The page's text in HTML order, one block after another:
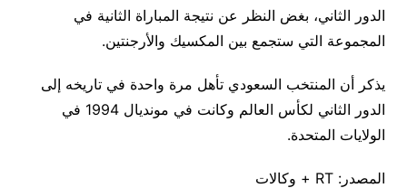
الدور الثاني، بغض النظر عن نتيجة المباراة الثانية في
المجموعة التي ستجمع بين المكسيك والأرجنتين.
يذكر أن المنتخب السعودي تأهل مرة واحدة في تاريخه إلى
الدور الثاني لكأس العالم وكانت في مونديال 1994 في
الولايات المتحدة.
المصدر: RT + وكالات